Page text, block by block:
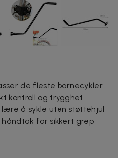
de fleste barnecykler
kontroll og trygghet
å sykle uten støttehjul
for sikkert grep